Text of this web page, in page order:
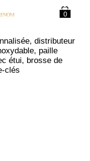
0
distributeur
paille
étui, brosse de
clés